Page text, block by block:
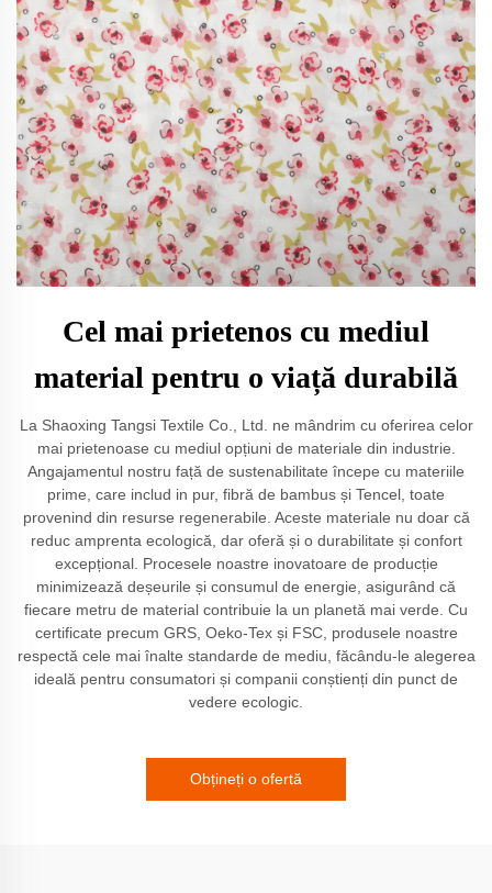
Cel mai prietenos cu mediul
material pentru o viață durabilă
La Shaoxing Tangsi Textile Co., Ltd. ne mândrim cu oferirea celor
mai prietenoase cu mediul opțiuni de materiale din industrie.
Angajamentul nostru față de sustenabilitate începe cu materiile
prime, care includ in pur, fibră de bambus și Tencel, toate
provenind din resurse regenerabile. Aceste materiale nu doar că
reduc amprenta ecologică, dar oferă și o durabilitate și confort
excepțional. Procesele noastre inovatoare de producție
minimizează deșeurile și consumul de energie, asigurând că
fiecare metru de material contribuie la un planetă mai verde. Cu
certificate precum GRS, Oeko-Tex și FSC, produsele noastre
respectă cele mai înalte standarde de mediu, făcându-le alegerea
ideală pentru consumatori și companii conștienți din punct de
vedere ecologic.
Obțineți o ofertă